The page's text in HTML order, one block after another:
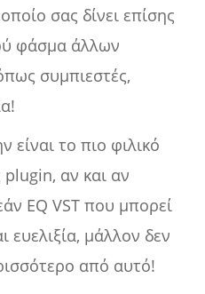
σας δίνει επίσης
φάσμα άλλων
συμπιεστές,
είναι το πιο φιλικό
αν και αν
EQ VST που μπορεί
ευελιξία, μάλλον δεν
από αυτό!